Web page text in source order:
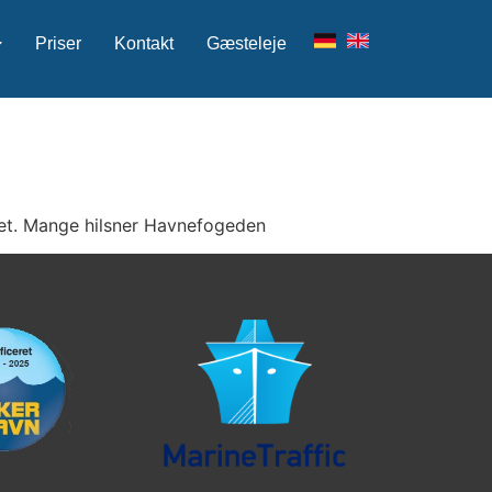
Priser Kontakt Gæsteleje
Mange hilsner Havnefogeden